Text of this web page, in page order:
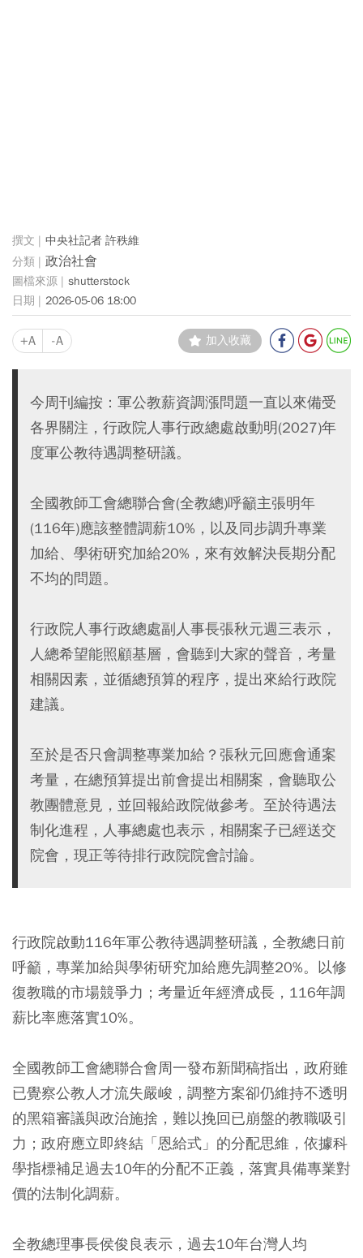
中央社記者 許秩維
政治社會
shutterstock
2026-05-06 18:00
+A -A 加入收藏
今周刊編按：軍公教薪資調漲問題一直以來備受
各界關注，行政院人事行政總處啟動明(2027)年
度軍公教待遇調整研議。
全國教師工會總聯合會(全教總)呼籲主張明年
(116年)應該整體調薪10%，以及同步調升專業
加給、學術研究加給20%，來有效解決長期分配
不均的問題。
行政院人事行政總處副人事長張秋元週三表示，
人總希望能照顧基層，會聽到大家的聲音，考量
相關因素，並循總預算的程序，提出來給行政院
建議。
至於是否只會調整專業加給？張秋元回應會通案
考量，在總預算提出前會提出相關案，會聽取公
教團體意見，並回報給政院做參考。​至於待遇法
制化進程，人事總處也表示，相關案子已經送交
院會，現正等待排行政院院會討論。
行政院啟動116年軍公教待遇調整研議，全教總日前
呼籲，專業加給與學術研究加給應先調整20%。以修
復教職的市場競爭力；考量近年經濟成長，116年調
薪比率應落實10%。
全國教師工會總聯合會周一發布新聞稿指出，政府雖
已覺察公教人才流失嚴峻，調整方案卻仍維持不透明
的黑箱審議與政治施捨，難以挽回已崩盤的教職吸引
力；政府應立即終結「恩給式」的分配思維，依據科
學指標補足過去10年的分配不正義，落實具備專業對
價的法制化調薪。
全教總理事長侯俊良表示，過去10年台灣人均